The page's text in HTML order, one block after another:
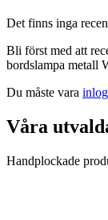
Det finns inga
Bli först med att
bordslampa metall
Du måste vara
Våra
Handplockade